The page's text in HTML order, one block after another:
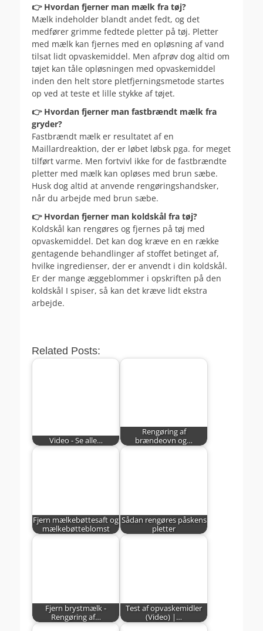
👉 Hvordan fjerner man mælk fra tøj?
Mælk indeholder blandt andet fedt, og det
medfører grimme fedtede pletter på tøj. Pletter
med mælk kan fjernes med en opløsning af vand
tilsat lidt opvaskemiddel. Men afprøv dog altid om
tøjet kan tåle opløsningen med opvaskemiddel
inden den helt store pletfjerningsmetode startes
op ved at teste et lille stykke af tøjet.
👉 Hvordan fjerner man fastbrændt mælk fra
gryder?
Fastbrændt mælk er resultatet af en
Maillardreaktion, der er løbet løbsk pga. for meget
tilført varme. Men fortvivl ikke for de fastbrændte
pletter med mælk kan opløses med brun sæbe.
Husk dog altid at anvende rengøringshandsker,
når du arbejde med brun sæbe.
👉 Hvordan fjerner man koldskål fra tøj?
Koldskål kan rengøres og fjernes på tøj med
opvaskemiddel. Det kan dog kræve en en række
gentagende behandlinger af stoffet betinget af,
hvilke ingredienser, der er anvendt i din koldskål.
Er der mange æggeblommer i opskriften på den
koldskål I spiser, så kan det kræve lidt ekstra
arbejde.
Related Posts:
Video - Se alle…
Rengøring af
brændeovn og…
Fjern mælkebøttesaft og
mælkebøtteblomst
Sådan rengøres påskens
pletter
Fjern brystmælk -
Rengøring af…
Test af opvaskemidler
(Video) |…